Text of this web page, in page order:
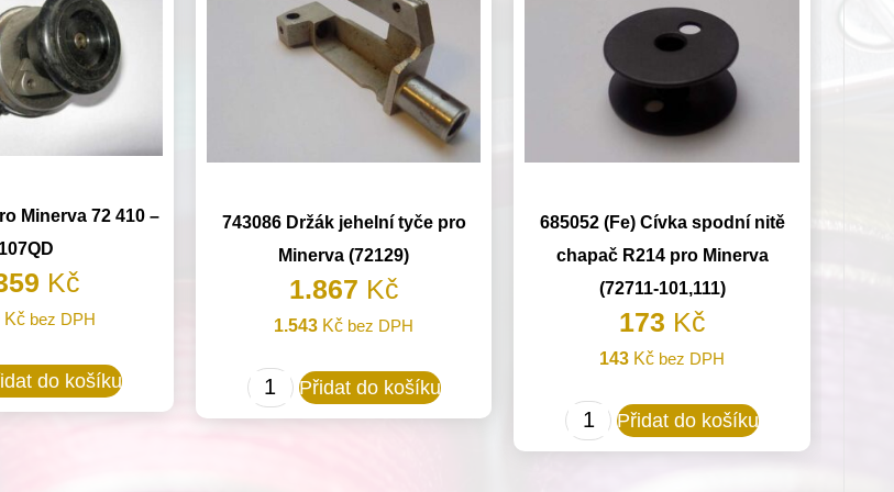
Minerva 72 410 –
107QD
Kč
Kčbez DPH
do košíku
743086 Držák jehelní tyče pro
Minerva (72129)
1.867 Kč
1.543 Kč bez DPH
743086
Držák
Přidat do košíku
685052 (Fe) Cívka spodní nitě
chapač R214 pro Minerva
(72711-101,111)
173 Kč
143 Kč bez DPH
685052
(Fe)
Přidat do košíku